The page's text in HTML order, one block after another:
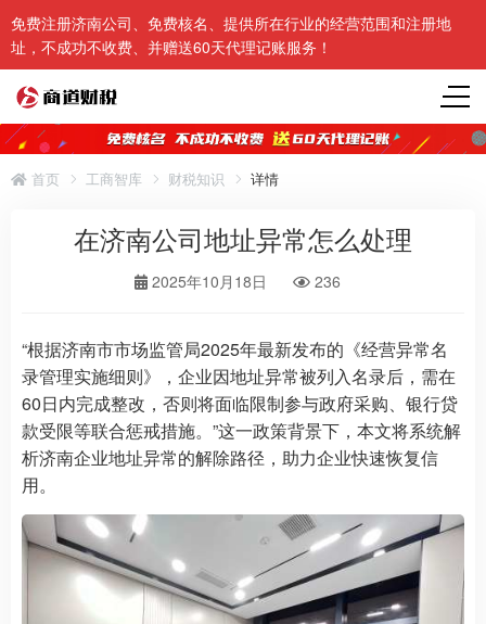
免费注册济南公司、免费核名、提供所在行业的经营范围和注册地
址，不成功不收费、并赠送60天代理记账服务！
首页 工商智库 财税知识 详情
在济南公司地址异常怎么处理
2025年10月18日 236
“根据济南市市场监管局2025年最新发布的《经营异常名
录管理实施细则》，企业因地址异常被列入名录后，需在
60日内完成整改，否则将面临限制参与政府采购、银行贷
款受限等联合惩戒措施。”这一政策背景下，本文将系统解
析济南企业地址异常的解除路径，助力企业快速恢复信
用。